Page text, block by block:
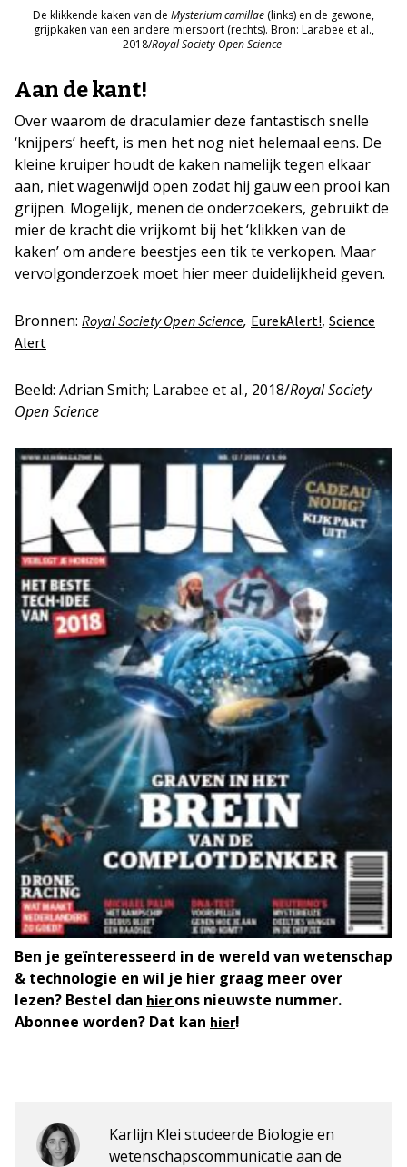
De klikkende kaken van de Mysterium camillae (links) en de gewone,
grijpkaken van een andere miersoort (rechts). Bron: Larabee et al.,
2018/Royal Society Open Science
Aan de kant!
Over waarom de draculamier deze fantastisch snelle
‘knijpers’ heeft, is men het nog niet helemaal eens. De
kleine kruiper houdt de kaken namelijk tegen elkaar
aan, niet wagenwijd open zodat hij gauw een prooi kan
grijpen. Mogelijk, menen de onderzoekers, gebruikt de
mier de kracht die vrijkomt bij het ‘klikken van de
kaken’ om andere beestjes een tik te verkopen. Maar
vervolgonderzoek moet hier meer duidelijkheid geven.
Bronnen: Royal Society Open Science, EurekAlert!, Science
Alert
Beeld: Adrian Smith; Larabee et al., 2018/Royal Society
Open Science
Ben je geïnteresseerd in de wereld van wetenschap
& technologie en wil je hier graag meer over
lezen? Bestel dan hierons nieuwste nummer.
Abonnee worden? Dat kan hier!
Karlijn Klei studeerde Biologie en
wetenschapscommunicatie aan de